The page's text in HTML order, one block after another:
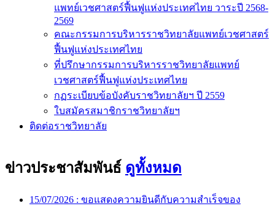
แพทย์เวชศาสตร์ฟื้นฟูแห่งประเทศไทย วาระปี 2568-
2569
คณะกรรมการบริหารราชวิทยาลัยแพทย์เวชศาสตร์
ฟื้นฟูแห่งประเทศไทย
ที่ปรึกษากรรมการบริหารราชวิทยาลัยแพทย์
เวชศาสตร์ฟื้นฟูแห่งประเทศไทย
กฏระเบียบข้อบังคับราชวิทยาลัยฯ ปี 2559
ใบสมัครสมาชิกราชวิทยาลัยฯ
ติดต่อราชวิทยาลัย
ข่าวประชาสัมพันธ์ ดูทั้งหมด
15/07/2026 : ขอแสดงความยินดีกับความสำเร็จของ